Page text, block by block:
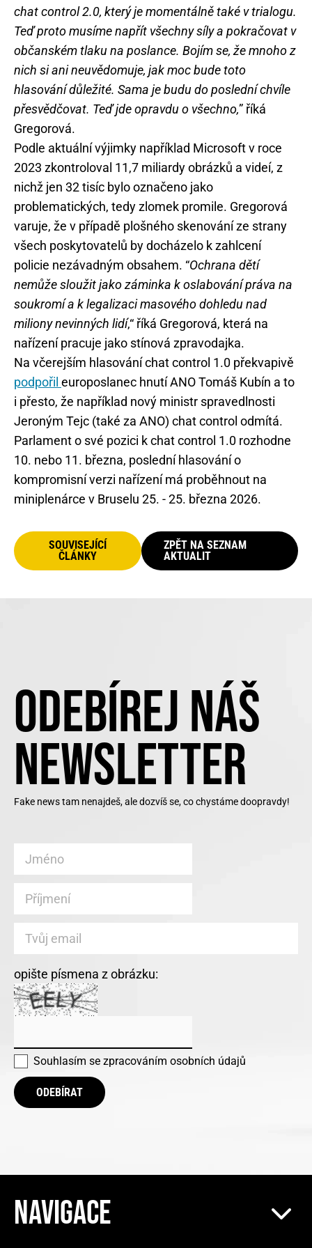
chat control 2.0, který je momentálně také v trialogu.
Teď proto musíme napřít všechny síly a pokračovat v
občanském tlaku na poslance. Bojím se, že mnoho z
nich si ani neuvědomuje, jak moc bude toto
hlasování důležité. Sama je budu do poslední chvíle
přesvědčovat. Teď jde opravdu o všechno,” říká
Gregorová.
Podle aktuální výjimky například Microsoft v roce
2023 zkontroloval 11,7 miliardy obrázků a videí, z
nichž jen 32 tisíc bylo označeno jako
problematických, tedy zlomek promile. Gregorová
varuje, že v případě plošného skenování ze strany
všech poskytovatelů by docházelo k zahlcení
policie nezávadným obsahem. “Ochrana dětí
nemůže sloužit jako záminka k oslabování práva na
soukromí a k legalizaci masového dohledu nad
miliony nevinných lidí,“ říká Gregorová, která na
nařízení pracuje jako stínová zpravodajka.
Na včerejším hlasování chat control 1.0 překvapivě
podpořil europoslanec hnutí ANO Tomáš Kubín a to
i přesto, že například nový ministr spravedlnosti
Jeroným Tejc (také za ANO) chat control odmítá.
Parlament o své pozici k chat control 1.0 rozhodne
10. nebo 11. března, poslední hlasování o
kompromisní verzi nařízení má proběhnout na
miniplenárce v Bruselu 25. - 25. března 2026.
SOUVISEJÍCÍ
ČLÁNKY
ZPĚT NA SEZNAM
AKTUALIT
ODEBÍREJ NÁŠ
NEWSLETTER
Fake news tam nenajdeš, ale dozvíš se, co chystáme doopravdy!
opište písmena z obrázku:
Souhlasím se zpracováním osobních údajů
ODEBÍRAT
NAVIGACE